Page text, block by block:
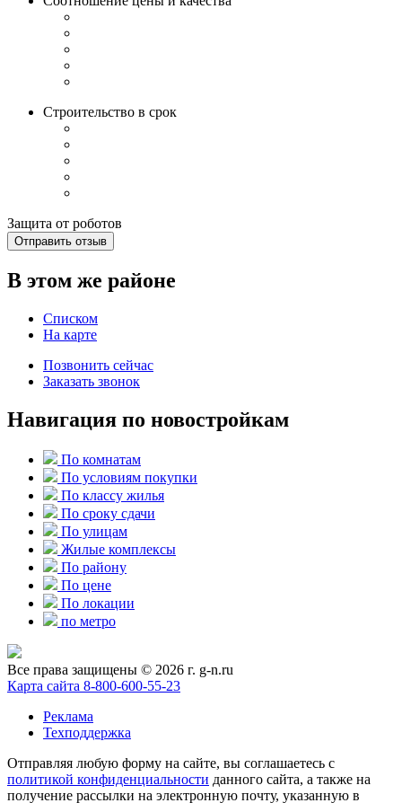
Строительство в срок
Защита от роботов
Отправить отзыв
В этом же районе
Списком
На карте
Позвонить сейчас
Заказать звонок
Навигация по новостройкам
По комнатам
По условиям покупки
По классу жилья
По сроку сдачи
По улицам
Жилые комплексы
По району
По цене
По локации
по метро
Все права защищены © 2026 г. g-n.ru
Карта сайта 8-800-600-55-23
Реклама
Техподдержка
Отправляя любую форму на сайте, вы соглашаетесь с
политикой конфиденциальности данного сайта, а также на
получение рассылки на электронную почту, указанную в